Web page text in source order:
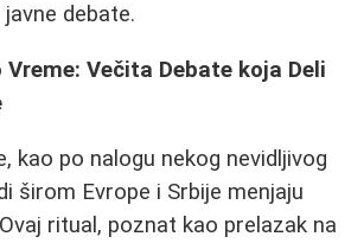
debate.
Večita Debate koja Deli
kao po nalogu nekog nevidljivog
širom Evrope i Srbije menjaju
ritual, poznat kao prelazak na